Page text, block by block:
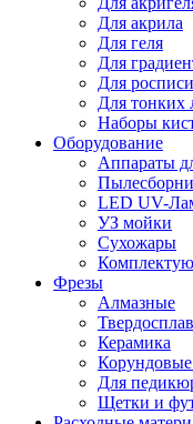
Для акрила
Для геля
Для
Для
Для тонких
Наборы
Оборудование
Аппараты
LED UV-
УЗ мойки
Сухожары
Фрезы
Алмазные
Керамика
Для
Щетки и